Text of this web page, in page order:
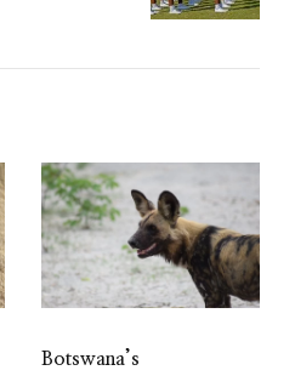
Botswana’s